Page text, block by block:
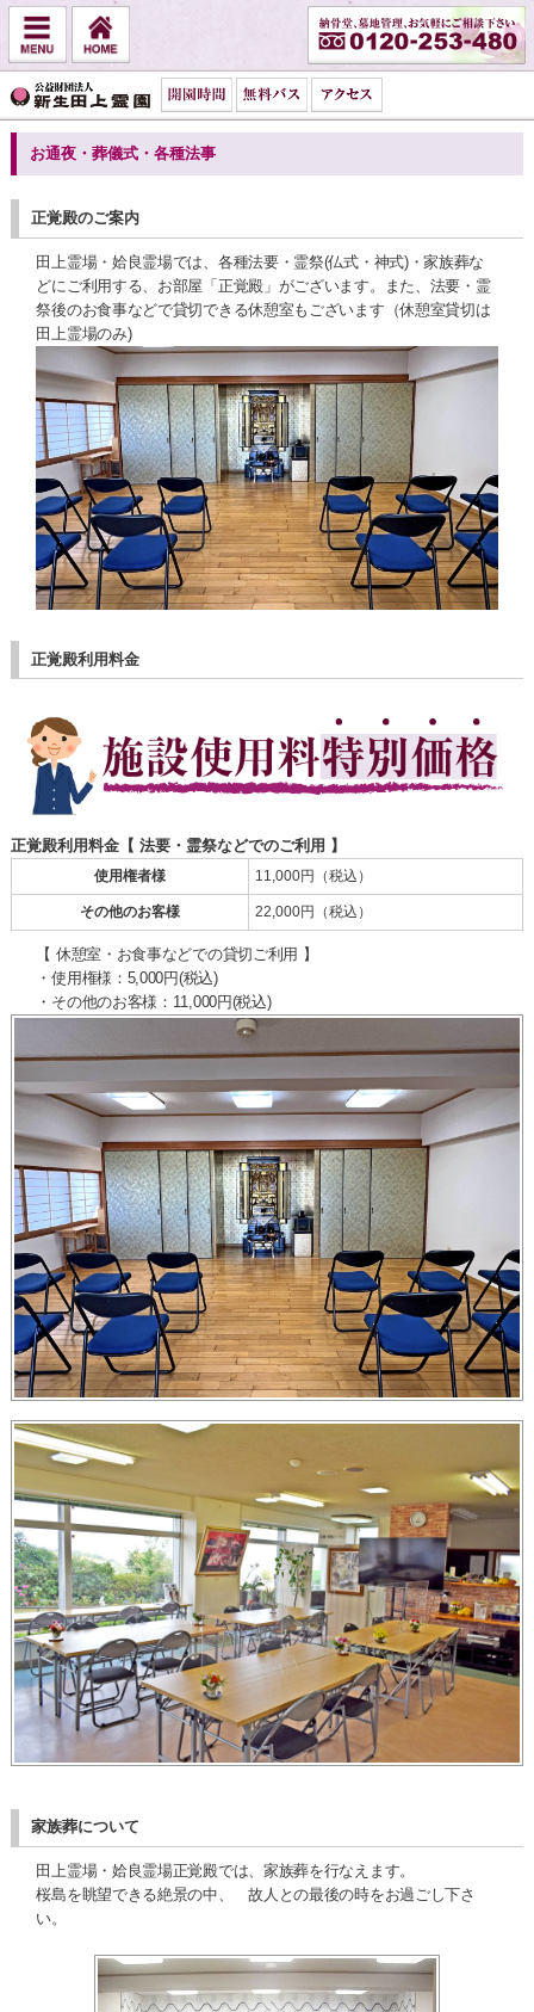
お通夜・葬儀式・各種法事
正覚殿のご案内
田上霊場・姶良霊場では、各種法要・霊祭(仏式・神式)・家族葬な
どにご利用する、お部屋「正覚殿」がございます。また、法要・霊
祭後のお食事などで貸切できる休憩室もございます（休憩室貸切は
田上霊場のみ)
正覚殿利用料金
正覚殿利用料金【 法要・霊祭などでのご利用 】
使用権者様 11,000円（税込）
その他のお客様 22,000円（税込）
【 休憩室・お食事などでの貸切ご利用 】
・使用権様：5,000円(税込)
・その他のお客様：11,000円(税込)
家族葬について
田上霊場・姶良霊場正覚殿では、家族葬を行なえます。
桜島を眺望できる絶景の中、 故人との最後の時をお過ごし下さ
い。